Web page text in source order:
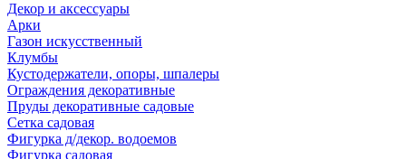
Декор и аксессуары
Арки
Газон искусственный
Клумбы
Кустодержатели, опоры, шпалеры
Ограждения декоративные
Пруды декоративные садовые
Сетка садовая
Фигурка д/декор. водоемов
Фигурка садовая